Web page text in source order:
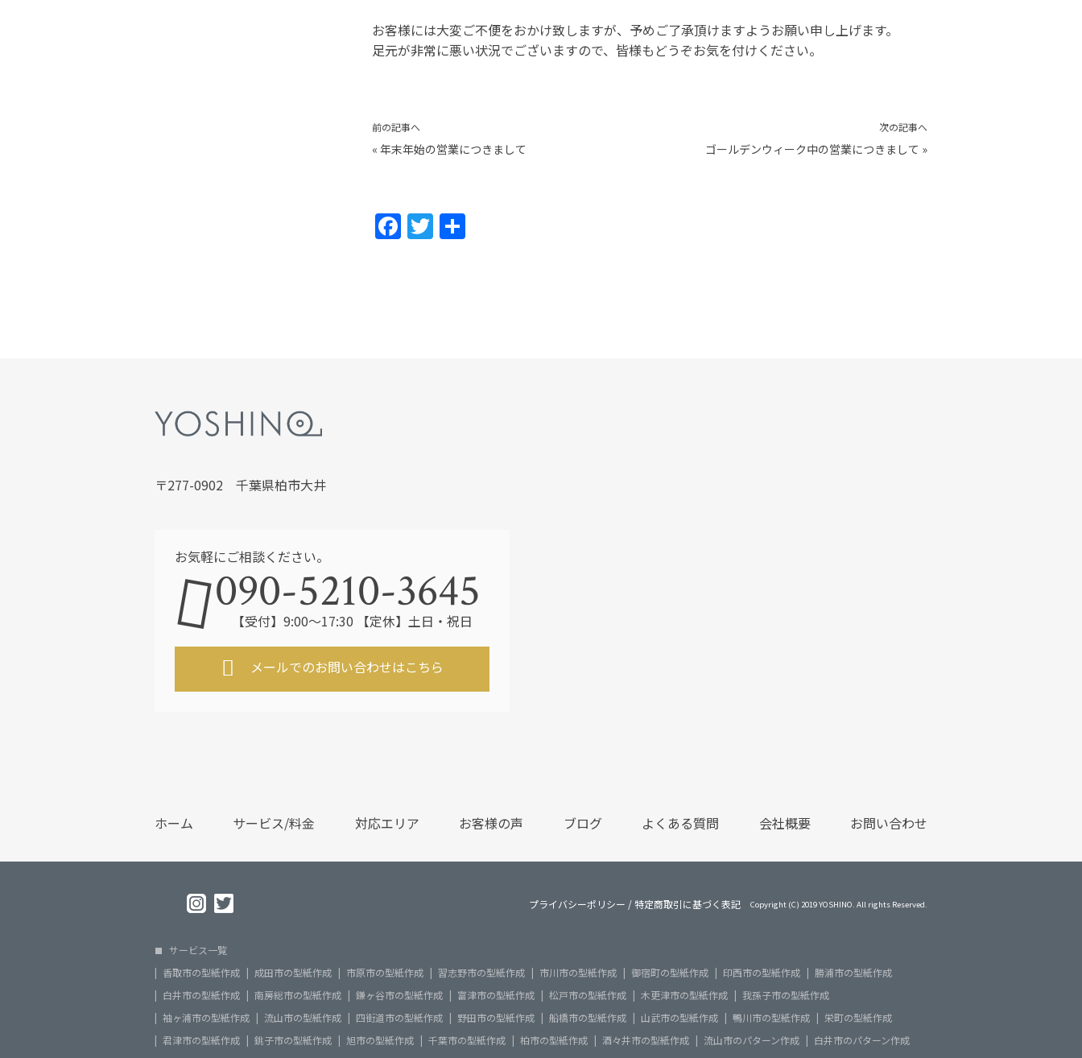
お客様には大変ご不便をおかけ致しますが、予めご了承頂けますようお願い申し上げます。
足元が非常に悪い状況でございますので、皆様もどうぞお気を付けください。
前の記事へ
« 年末年始の営業につきまして
次の記事へ
ゴールデンウィーク中の営業につきまして »
F T
〒277-0902 千葉県柏市大井
お気軽にご相談ください。
090-5210-3645
【受付】9:00～17:30 【定休】土日・祝日
メールでのお問い合わせはこちら
ホーム サービス/料金 対応エリア お客様の声 ブログ よくある質問 会社概要 お問い合わせ
プライバシーポリシー /特定商取引に基づく表記 Copyright (C) 2019 YOSHINO. All rights Reserved.
サービス一覧
香取市の型紙作成
成田市の型紙作成 市原市の型紙作成 習志野市の型紙作成 市川市の型紙作成 御宿町の型紙作成 印西市の型紙作成
勝浦市の型紙作成
白井市の型紙作成
南房総市の型紙作成 鎌ヶ谷市の型紙作成 富津市の型紙作成 松戸市の型紙作成 木更津市の型紙作成
我孫子市の型紙作成
袖ヶ浦市の型紙作成
流山市の型紙作成 四街道市の型紙作成 野田市の型紙作成 船橋市の型紙作成 山武市の型紙作成 鴨川市の型紙作成
栄町の型紙作成
君津市の型紙作成
銚子市の型紙作成 旭市の型紙作成 千葉市の型紙作成 柏市の型紙作成 酒々井市の型紙作成 流山市のパターン作成
白井市のパターン作成